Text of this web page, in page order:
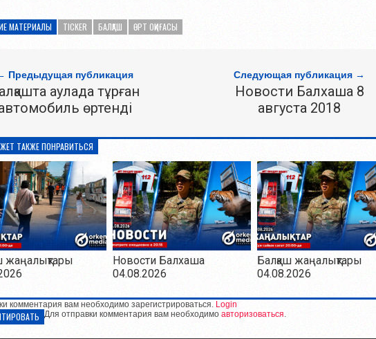
МАТЕРИАЛЫ TICKER БАЛҚАШ ӨРТ ОҚИҒАСЫ
Предыдущая публикация
аулада тұрған
өртенді
Следующая публикация →
Новости Балхаша 8
августа 2018
ТАКЖЕ ПОНРАВИТЬСЯ
жаңалықтары
Новости Балхаша
04.08.2026
Балқаш жаңалықтары
04.08.2026
комментария вам необходимо зарегистрироваться. Login
Для отправки комментария вам необходимо авторизоваться.